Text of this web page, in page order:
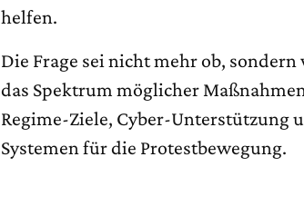
helfen.
Die Frage sei nicht mehr ob,
das Spektrum möglicher
Regime-Ziele, Cyber-Unterstützung
Systemen für die Protestbewegung.